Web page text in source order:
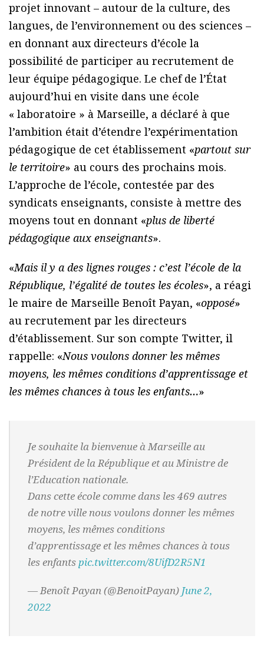
projet innovant – autour de la culture, des
langues, de l’environnement ou des sciences –
en donnant aux directeurs d’école la
possibilité de participer au recrutement de
leur équipe pédagogique. Le chef de l’État
aujourd’hui en visite dans une école
« laboratoire » à Marseille, a déclaré à que
l’ambition était d’étendre l’expérimentation
pédagogique de cet établissement «partout sur
le territoire» au cours des prochains mois.
L’approche de l’école, contestée par des
syndicats enseignants, consiste à mettre des
moyens tout en donnant «plus de liberté
pédagogique aux enseignants».
«Mais il y a des lignes rouges : c’est l’école de la
République, l’égalité de toutes les écoles», a réagi
le maire de Marseille Benoît Payan, «opposé»
au recrutement par les directeurs
d’établissement. Sur son compte Twitter, il
rappelle: «Nous voulons donner les mêmes
moyens, les mêmes conditions d’apprentissage et
les mêmes chances à tous les enfants…»
Je souhaite la bienvenue à Marseille au
Président de la République et au Ministre de
l’Education nationale.
Dans cette école comme dans les 469 autres
de notre ville nous voulons donner les mêmes
moyens, les mêmes conditions
d’apprentissage et les mêmes chances à tous
les enfantspic.twitter.com/8UifD2R5N1
— Benoît Payan (@BenoitPayan) June 2,
2022